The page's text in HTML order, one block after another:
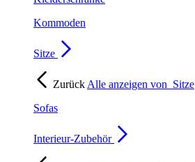
Kommoden
Sitze
Zurück Alle anzeigen von Sitze
Sofas
Interieur-Zubehör